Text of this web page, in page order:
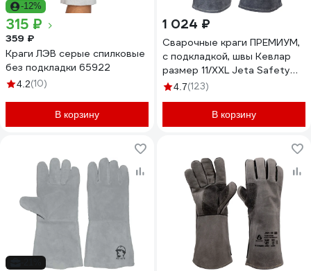
-12%
315 ₽
359 ₽
Краги ЛЭВ серые спилковые
без подкладки 65922
4.2(10)
В корзину
1 024 ₽
Сварочные краги ПРЕМИУМ,
с подкладкой, швы Кевлар
размер 11/XXL Jeta Safety
JWK-502-XXL
4.7(123)
В корзину